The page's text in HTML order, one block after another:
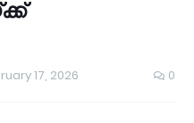
17, 2026 0